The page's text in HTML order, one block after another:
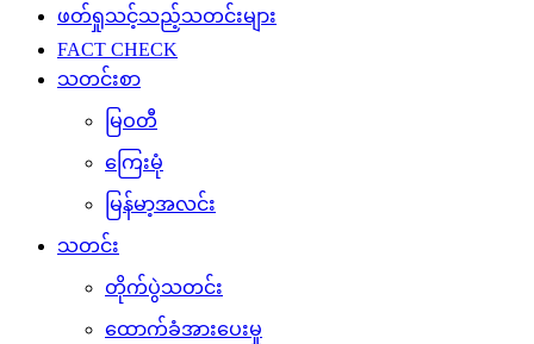
ဖတ်ရှုသင့်သည့်သတင်းများ
FACT CHECK
သတင်းစာ
မြဝတီ
ကြေးမုံ
မြန်မာ့အလင်း
သတင်း
တိုက်ပွဲသတင်း
ထောက်ခံအားပေးမှု